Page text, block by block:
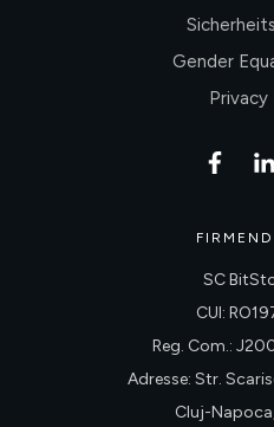
Gender
Privacy
SC
CUI:
Reg. Com.:
Adresse: Str.
Cluj-